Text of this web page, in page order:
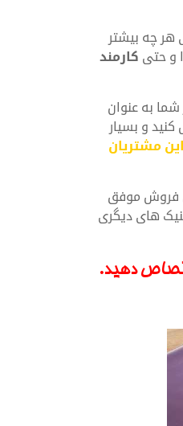
هر چه بیشتر
و حتیکارمند
به عنوان
و بسیار
از این مشتریان
یکی از راز های فروش موفق
های دیگری
دهید.